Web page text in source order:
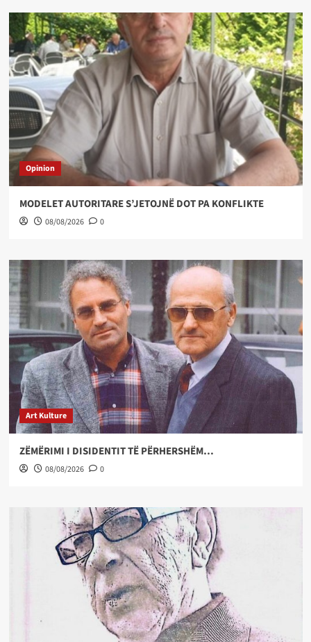
Opinion
MODELET AUTORITARE S’JETOJNË DOT PA KONFLIKTE
08/08/2026 0
Art Kulture
ZËMËRIMI I DISIDENTIT TË PËRHERSHËM…
08/08/2026 0